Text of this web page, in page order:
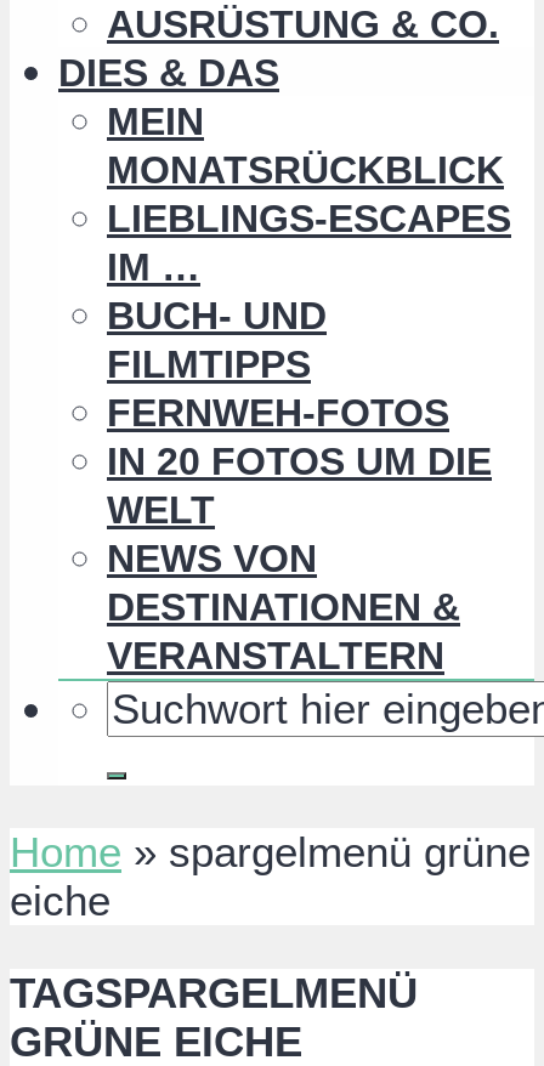
AUSRÜSTUNG & CO.
DIES & DAS
MEIN
MONATSRÜCKBLICK
LIEBLINGS-ESCAPES
IM …
BUCH- UND
FILMTIPPS
FERNWEH-FOTOS
IN 20 FOTOS UM DIE
WELT
NEWS VON
DESTINATIONEN &
VERANSTALTERN
Home » spargelmenü grüne
eiche
TAGSPARGELMENÜ
GRÜNE EICHE